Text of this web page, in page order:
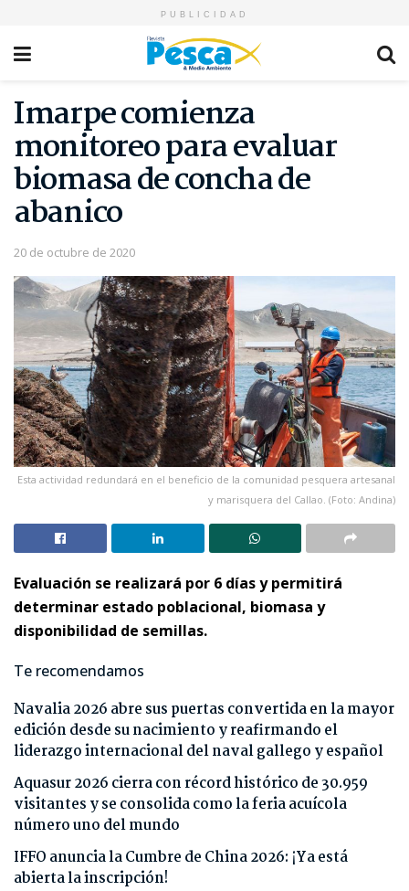
PUBLICIDAD
Imarpe comienza
monitoreo para evaluar
biomasa de concha de
abanico
20 de octubre de 2020
Esta actividad redundará en el beneficio de la comunidad pesquera artesanal
y marisquera del Callao. (Foto: Andina)
Evaluación se realizará por 6 días y permitirá
determinar estado poblacional, biomasa y
disponibilidad de semillas.
Te recomendamos
Navalia 2026 abre sus puertas convertida en la mayor
edición desde su nacimiento y reafirmando el
liderazgo internacional del naval gallego y español
Aquasur 2026 cierra con récord histórico de 30.959
visitantes y se consolida como la feria acuícola
número uno del mundo
IFFO anuncia la Cumbre de China 2026: ¡Ya está
abierta la inscripción!